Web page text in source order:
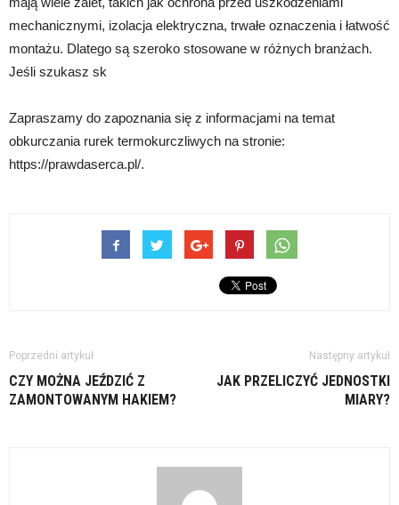
mechanicznymi, izolacja elektryczna, trwałe oznaczenia i łatwość
montażu. Dlatego są szeroko stosowane w różnych branżach.
Jeśli szukasz sk
Zapraszamy do zapoznania się z informacjami na temat
obkurczania rurek termokurczliwych na stronie:
https://prawdaserca.pl/.
Poprzedni artykuł
CZY MOŻNA JEŹDZIĆ Z
ZAMONTOWANYM HAKIEM?
Następny artykuł
JAK PRZELICZYĆ JEDNOSTKI
MIARY?